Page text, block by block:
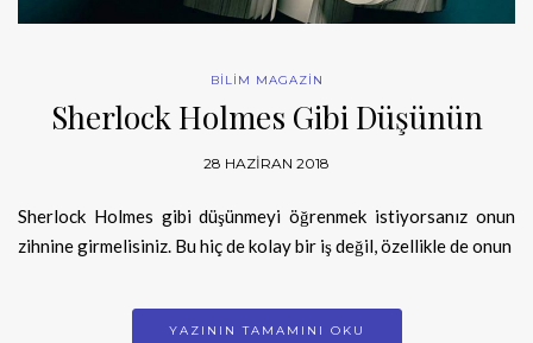
BİLİM MAGAZİN
Sherlock Holmes Gibi Düşünün
28 HAZIRAN 2018
Sherlock Holmes gibi düşünmeyi öğrenmek istiyorsanız onun
zihnine girmelisiniz. Bu hiç de kolay bir iş değil, özellikle de onun
YAZININ TAMAMINI OKU